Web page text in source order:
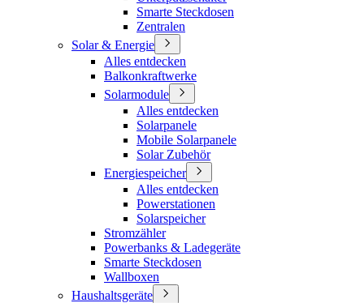
Smarte Steckdosen
Zentralen
Solar & Energie
Alles entdecken
Balkonkraftwerke
Solarmodule
Alles entdecken
Solarpanele
Mobile Solarpanele
Solar Zubehör
Energiespeicher
Alles entdecken
Powerstationen
Solarspeicher
Stromzähler
Powerbanks & Ladegeräte
Smarte Steckdosen
Wallboxen
Haushaltsgeräte